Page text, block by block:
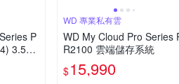
P
3.5吋
WD 專業私有雲
WD My Cloud Pro Series
R2100 雲端儲存系統
$15,990